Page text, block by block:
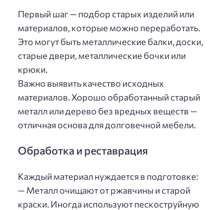
Первый шаг — подбор старых изделий или
материалов, которые можно переработать.
Это могут быть металлические балки, доски,
старые двери, металлические бочки или
крюки.
Важно выявить качество исходных
материалов. Хорошо обработанный старый
металл или дерево без вредных веществ —
отличная основа для долговечной мебели.
Обработка и реставрация
Каждый материал нуждается в подготовке:
— Металл очищают от ржавчины и старой
краски. Иногда используют пескоструйную